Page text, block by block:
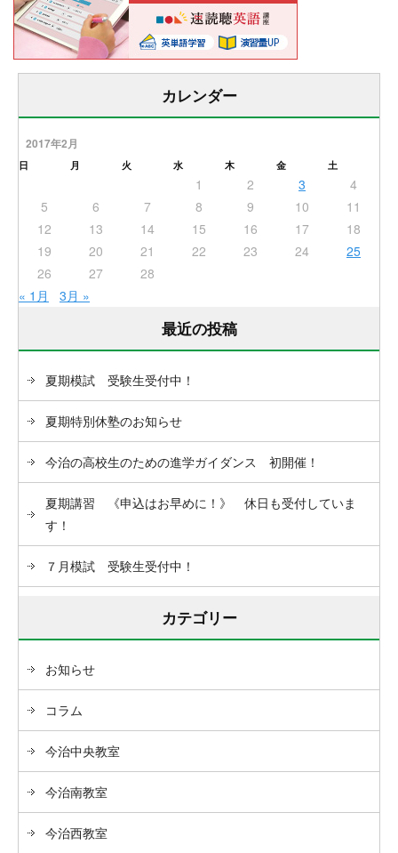
カレンダー
2017年2月
日 月 火 水 木 金 土
1 2 3
4
5
6 7 8 9 10
11
12
13 14 15 16 17
18
19
20 21 22 23 24
25
26
27
28
« 1月
3月 »
最近の投稿
夏期模試 受験生受付中！
夏期特別休塾のお知らせ
今治の高校生のための進学ガイダンス 初開催！
夏期講習 《申込はお早めに！》 休日も受付していま
す！
７月模試 受験生受付中！
カテゴリー
お知らせ
コラム
今治中央教室
今治南教室
今治西教室